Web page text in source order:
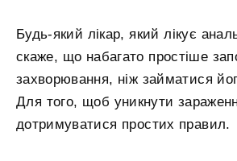
Будь-який лікар, який лікує
скаже, що набагато простіше
захворювання, ніж займатися
Для того, щоб уникнути
дотримуватися простих правил.